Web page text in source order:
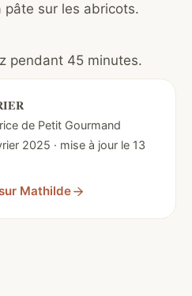
pâte sur les abricots.
pendant 45 minutes.
de Petit Gourmand
2025 · mise à jour le 13
Mathilde